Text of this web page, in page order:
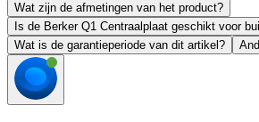
Wat zijn de afmetingen van het product?
Is de Berker Q1 Centraalplaat geschikt voor
Wat is de garantieperiode van dit artikel?